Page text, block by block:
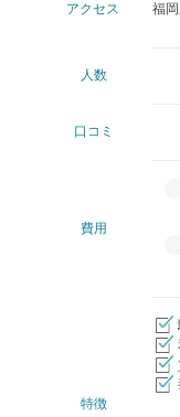
アクセス
福
人数
口コミ
費用
特徴